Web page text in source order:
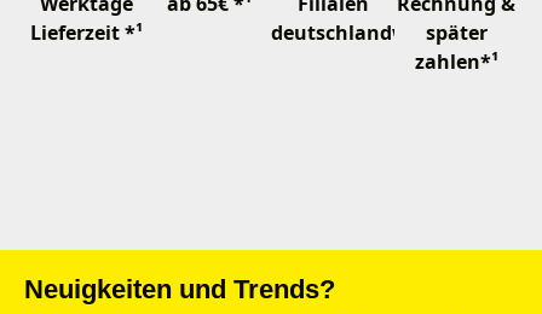
Lieferzeit *¹
deutschlandweitspäter
zahlen*¹
Neuigkeiten und Trends?